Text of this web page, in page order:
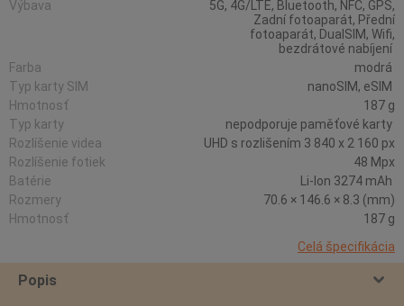
Výbava
5G, 4G/LTE, Bluetooth, NFC, GPS,
Zadní fotoaparát, Přední
fotoaparát, DualSIM, Wifi,
bezdrátové nabíjení
Farba
modrá
Typ karty SIM
nanoSIM, eSIM
Hmotnosť
187 g
Typ karty
nepodporuje paměťové karty
Rozlíšenie videa
UHD s rozlišením 3 840 x 2 160 px
Rozlíšenie fotiek
48 Mpx
Batérie
Li-Ion 3274 mAh
Rozmery
70.6 × 146.6 × 8.3 (mm)
Hmotnosť
187 g
Celá špecifikácia
Popis